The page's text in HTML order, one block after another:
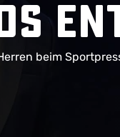
beim